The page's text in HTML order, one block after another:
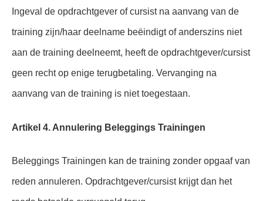
Ingeval de opdrachtgever of cursist na aanvang van de
training zijn/haar deelname beëindigt of anderszins niet
aan de training deelneemt, heeft de opdrachtgever/cursist
geen recht op enige terugbetaling. Vervanging na
aanvang van de training is niet toegestaan.
Artikel 4. Annulering Beleggings Trainingen
Beleggings Trainingen kan de training zonder opgaaf van
reden annuleren. Opdrachtgever/cursist krijgt dan het